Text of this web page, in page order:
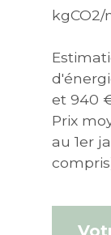
kgCO2/
et 940
Prix
au 1er